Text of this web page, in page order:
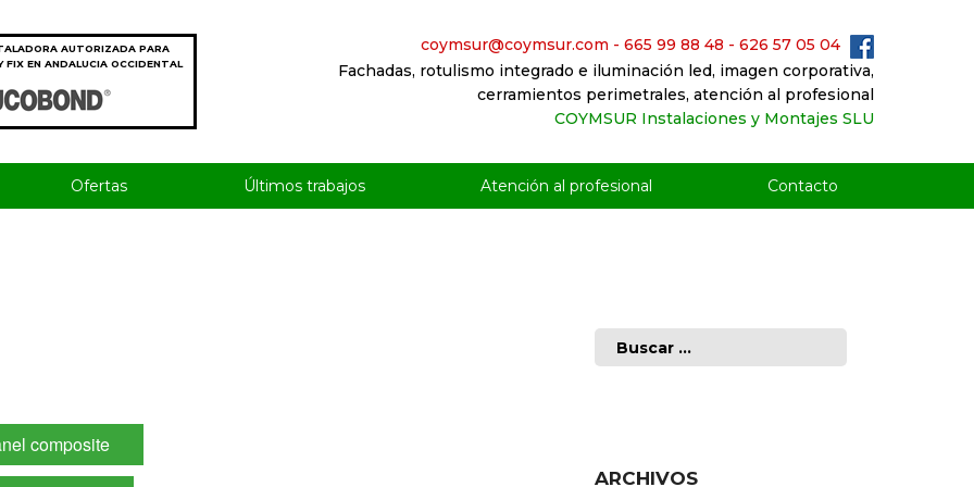
AUTORIZADA PARA
FIX EN ANDALUCIA OCCIDENTAL
coymsur@coymsur.com - 665 99 88 48 - 626 57 05 04
Fachadas, rotulismo integrado e iluminación led, imagen corporativa,
cerramientos perimetrales, atención al profesional
COYMSUR Instalaciones y Montajes SLU
Ofertas Últimos trabajos Atención al profesional Contacto
composite
Buscar:
ARCHIVOS